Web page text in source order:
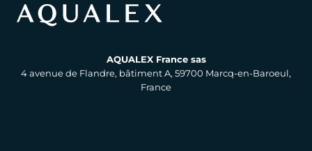
AQUALEX France sas
4 avenue de Flandre, bâtiment A, 59700 Marcq-en-Baroeul,
France